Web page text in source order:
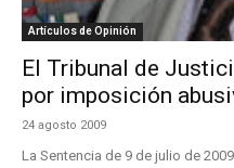
Artículos de Opinión
El Tribunal de
por imposición
24 agosto 2009
La Sentencia de 9 de julio de